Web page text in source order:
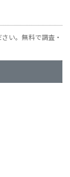
い。無料で調査・